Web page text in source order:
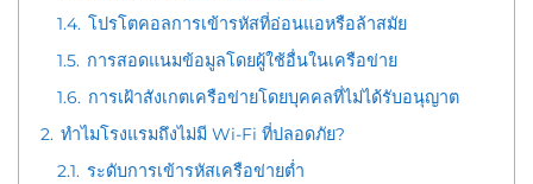
1.4. โปรโตคอลการเข้ารหัสที่อ่อนแอหรือล้าสมัย
1.5. การสอดแนมข้อมูลโดยผู้ใช้อื่นในเครือข่าย
1.6. การเฝ้าสังเกตเครือข่ายโดยบุคคลที่ไม่ได้รับอนุญาต
2. ทำไมโรงแรมถึงไม่มี Wi-Fi ที่ปลอดภัย?
2.1. ระดับการเข้ารหัสเครือข่ายต่ำ